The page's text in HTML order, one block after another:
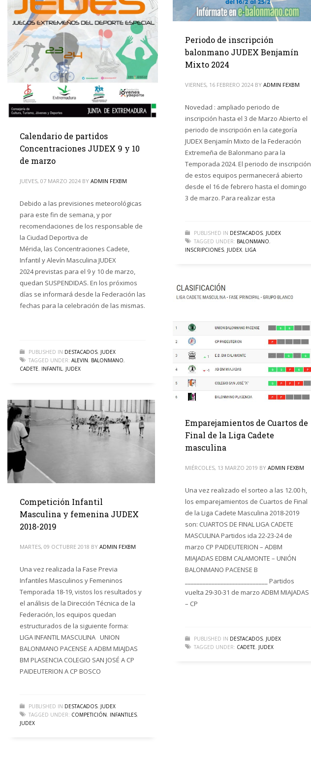
Calendario de partidos
Concentraciones JUDEX 9 y 10
de marzo
JUEVES, 07 MARZO 2024 BY ADMIN FEXBM
Debido a las previsiones meteorológicas
para este fin de semana, y por
recomendaciones de los responsable de
la Ciudad Deportiva de
Mérida, las Concentraciones Cadete,
Infantil y Alevín Masculina JUDEX
2024 previstas para el 9 y 10 de marzo,
quedan SUSPENDIDAS. En los próximos
días se informará desde la Federación las
fechas para la celebración de las mismas.
PUBLISHED IN DESTACADOS, JUDEX
TAGGED UNDER: ALEVIN, BALONMANO,
CADETE, INFANTIL , JUDEX
Periodo de inscripción
balonmano JUDEX Benjamín
Mixto 2024
VIERNES, 16 FEBRERO 2024 BY ADMIN FEXBM
Novedad : ampliado periodo de
inscripción hasta el 3 de Marzo Abierto el
periodo de inscripción en la categoría
JUDEX Benjamín Mixto de la Federación
Extremeña de Balonmano para la
Temporada 2024. El periodo de inscripción
de estos equipos permanecerá abierto
desde el 16 de febrero hasta el domingo
3 de marzo. Para realizar esta
PUBLISHED IN DESTACADOS, JUDEX
TAGGED UNDER: BALONMANO,
INSCRIPCIONES, JUDEX, LIGA
Emparejamientos de Cuartos de
Final de la Liga Cadete
masculina
MIÉRCOLES, 13 MARZO 2019 BY ADMIN FEXBM
Una vez realizado el sorteo a las 12.00 h,
los emparejamientos de Cuartos de Final
de la Liga Cadete Masculina 2018-2019
son: CUARTOS DE FINAL LIGA CADETE
MASCULINA Partidos ida 22-23-24 de
marzo CP PAIDEUTERION – ADBM
MIAJADAS EDBM CALAMONTE – UNIÓN
BALONMANO PACENSE B
____________________________ Partidos
vuelta 29-30-31 de marzo ADBM MIAJADAS
– CP
PUBLISHED IN DESTACADOS, JUDEX
TAGGED UNDER: CADETE, JUDEX
Competición Infantil
Masculina y femenina JUDEX
2018-2019
MARTES, 09 OCTUBRE 2018 BY ADMIN FEXBM
Una vez realizada la Fase Previa
Infantiles Masculinos y Femeninos
Temporada 18-19, vistos los resultados y
el análisis de la Dirección Técnica de la
Federación, los equipos quedan
estructurados de la siguiente forma:
LIGA INFANTIL MASCULINA UNION
BALONMANO PACENSE A ADBM MIAJDAS
BM PLASENCIA COLEGIO SAN JOSÉ A CP
PAIDEUTERION A CP BOSCO
PUBLISHED IN DESTACADOS, JUDEX
TAGGED UNDER: COMPETICIÓN, INFANTILES,
JUDEX